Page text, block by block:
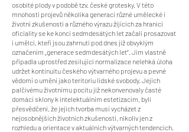
osobité plody v podobě tzv. české grotesky. V této
mnohosti projevů několika generací různé umělecké i
životní zkušenosti a různého výrazu žijících za hranicí
oficiality se ke konci sedmdesátých let začali prosazovat
i umělci, kteří jsou zahrnuti pod dnes již obvyklým
označením „generace sedmdesátých let“. Jim vlastně
připadla uprostřed zesilující normalizace nelehká úloha
udržet kontinuitu českého výtvarného projevu a pevné
vědomí o umění jako teritoriu lidské svobody. Jejich
palčivému životnímu pocitu již nekonvenovaly časté
domácí sklony k intelektuálním estetizacím, byli
přesvědčeni, že jejich tvorba musí vycházet z
nejosobnějších životních zkušeností, nikoliv jen z
rozhledu a orientace v aktuálních výtvarných tendencích.